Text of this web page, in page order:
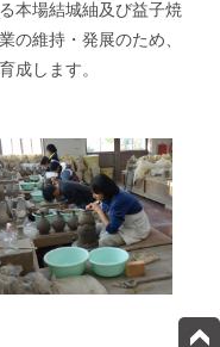
本場結城紬及び益子焼
の維持・発展のため、
成します。